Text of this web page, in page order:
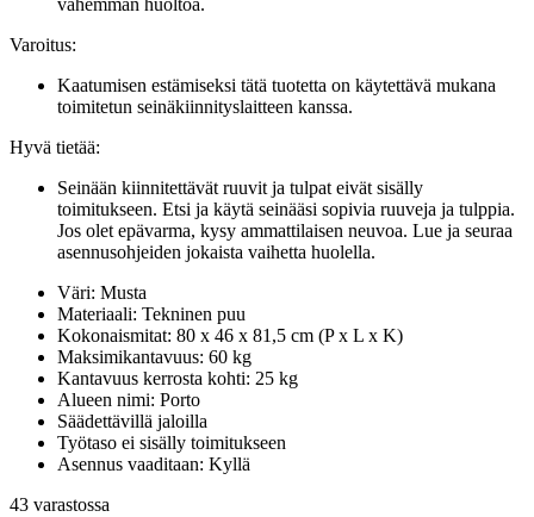
vähemmän huoltoa.
Varoitus:
Kaatumisen estämiseksi tätä tuotetta on käytettävä mukana
toimitetun seinäkiinnityslaitteen kanssa.
Hyvä tietää:
Seinään kiinnitettävät ruuvit ja tulpat eivät sisälly
toimitukseen. Etsi ja käytä seinääsi sopivia ruuveja ja tulppia.
Jos olet epävarma, kysy ammattilaisen neuvoa. Lue ja seuraa
asennusohjeiden jokaista vaihetta huolella.
Väri: Musta
Materiaali: Tekninen puu
Kokonaismitat: 80 x 46 x 81,5 cm (P x L x K)
Maksimikantavuus: 60 kg
Kantavuus kerrosta kohti: 25 kg
Alueen nimi: Porto
Säädettävillä jaloilla
Työtaso ei sisälly toimitukseen
Asennus vaaditaan: Kyllä
43 varastossa